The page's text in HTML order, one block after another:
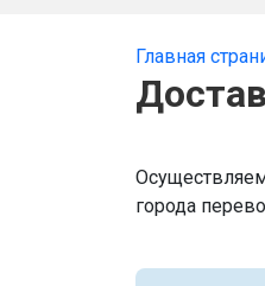
Главная
города